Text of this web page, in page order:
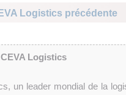
Logistics précédente
Logistics
un leader mondial de la